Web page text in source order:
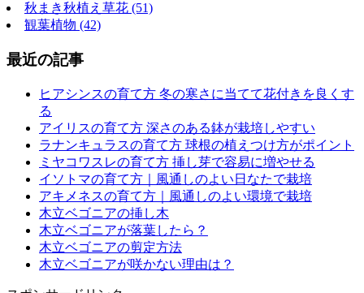
秋まき秋植え草花 (51)
観葉植物 (42)
最近の記事
ヒアシンスの育て方 冬の寒さに当てて花付きを良くす
る
アイリスの育て方 深さのある鉢が栽培しやすい
ラナンキュラスの育て方 球根の植えつけ方がポイント
ミヤコワスレの育て方 挿し芽で容易に増やせる
イソトマの育て方｜風通しのよい日なたで栽培
アキメネスの育て方｜風通しのよい環境で栽培
木立ベゴニアの挿し木
木立ベゴニアが落葉したら？
木立ベゴニアの剪定方法
木立ベゴニアが咲かない理由は？